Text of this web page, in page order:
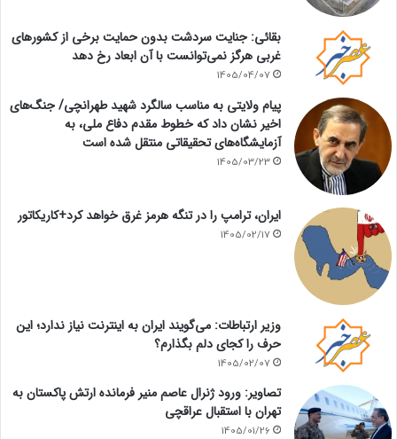
بقائی: جنایت سردشت بدون حمایت برخی از کشورهای
غربی هرگز نمی‌توانست با آن ابعاد رخ دهد
1405/04/07
پیام ولایتی به مناسب سالگرد شهید طهرانچی/ جنگ‌های
اخیر نشان داد که خطوط مقدم دفاع ملی، به
آزمایشگاه‌های تحقیقاتی منتقل شده است
1405/03/23
ایران، ترامپ را در تنگه هرمز غرق خواهد کرد+کاریکاتور
1405/02/17
وزیر ارتباطات: می‌گویند ایران به اینترنت نیاز ندارد؛ این
حرف را کجای دلم بگذارم؟
1405/02/07
تصاویر: ورود ژنرال عاصم منیر فرمانده ارتش پاکستان به
تهران با استقبال عراقچی
1405/01/26